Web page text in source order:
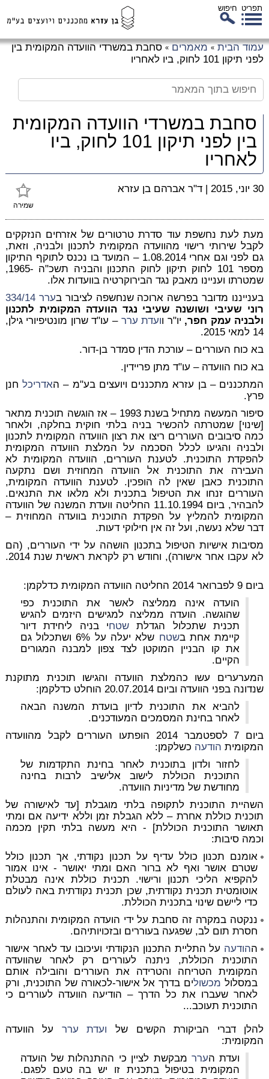
תפריט חיפוש
עמוד הבית » מאמרים » סחבת במשרדי הוועדה המקומית בין
לפני תיקון 101 לחוק, ביו לאחריו
סחבת במשרדי הוועדה המקומית
בין לפני תיקון 101 לחוק, ביו
לאחריו
שמירה
30 יוני, 2015 | ד"ר אברהם בן עזרא
מעת לעת נחשפת עוד סדרת טרטורים של אזרחים הנזקקים
לקבל שירותי רישוי מהוועדה המקומית לתכנון ולבניה, וזאת,
גם לפני וגם אחרי 1.08.2014 – המועד בו נכנס לתוקף התיקון
מספר 101 לחוק תיקון לחוק התכנון והבניה תשכ"ה -1965,
שמטרתו ועניינו מאבק נגד הבירוקרטיה בוועדות אלו.
בענייננו מדובר בפרשה ארוכה שנחשפה לציבור בערר 334/14
רוני שעיבי ושושנה שעיבי נגד הוועדה המקומית לתכנון
ולבניה עמק חפר, יו"ר וועדת ערר – עו"ד שרון מונטיפיורי גילן,
14 למאי 2015.
בא כוח העוררים – עורכת הדין סמדר בן-דור.
בא כוח הוועדה – עו"ד מתן פריידין.
המתכננים – בן עזרא מתכננים ויועצים בע"מ – האדריכלחנן
פרץ.
סיפור המעשה מתחיל בשנת 1993 – אז הוגשה תוכנית מתאר
[שינוי] שמטרתה להכשיר בניה בלתי חוקית בחלקה, ולאחר
כמה סיבובים העוררים ריצו את רצון הוועדה המקומית לתכנון
ולבניה והגיעו לכלל הסכמה על המלצת הוועדה המקומית
להפקדת התוכנית. לטענת העוררים, הוועדה המקומית לא
העבירה את התוכנית אל הוועדה המחוזית ושם נתקעה
התוכנית כאבן שאין לה הופכין. לטענת הוועדה המקומית,
העוררים זנחו את הטיפול בתכנית ולא מלאו את התנאים.
להבהיר, ביום 11.10.1994 החליטה וועדת המשנה של הוועדה
המקומית להמליץ על הפקדת התוכנית בוועדה המחוזית –
דבר שלא נעשה, ועל זה אין חילוקי דעות.
מסיבות אישיות הטיפול בתכנון הושהה על ידי העוררים, (הם
לא עקבו אחר אישורה), וחודש רק לקראת ראשית שנת 2014.
ביום 9 לפברואר 2014 החליטה הוועדה המקומית כדלקמן:
הועדה אינה ממליצה לאשר את התוכנית כפי
שהוגשה. הועדה ממליצה למגישים היזמים להגיש
תכנית שתכלול הגדלת שטחי בניה ליחידת דיור
קיימת אחת בשטח
שלא יעלה על 6% ושתכלול גם
את קו הבניין המוקטן לצד צפון למבנה המגורים
הקיים.
המערערים עשו כהמלצת הוועדה והגישו תוכנית מתוקנת
שנדונה בפני הוועדה וביום 20.07.2014 הוחלט כדלקמן:
להביא את התוכנית לדיון בועדת המשנה הבאה
לאחר בחינת המסמכים המעודכנים.
ביום 7 לספטמבר 2014 הופתעו העוררים לקבל מהוועדה
המקומית הודעה כשלקמן:
לחזור ולדון בתוכנית לאחר בחינת התקדמות של
התוכנית הכוללת לישוב אלישיב לרבות בחינה
מחודשת של מדיניות הוועדה.
השהיית התוכנית לתקופה בלתי מוגבלת [עד לאישורה של
תוכנית כוללת אחרת – ללא הגבלת זמן וללא ידיעה אם ומתי
תאושר התוכנית הכוללת] - היא מעשה בלתי תקין מכמה
וכמה סיבות:
אומנם תכנון כולל עדיף על תכנון נקודתי, אך תכנון כולל
שטרם אושר ואף לא ברור האם ומתי יאושר - אינו אמור
להקפיא הליכי תכנון ורישוי. תכנית כוללת אינה מבטלת
אוטומטית תכנית נקודתית, שכן תכנית נקודתית באה לעולם
כדי ליישם שינוי בתכנית הכוללת.
ננקטה במקרה זה סחבת על ידי הועדה המקומית והתנהלות
חסרת תום לב, שפגעה בעוררים ובזכויותיהם.
ההודעה על התליית התכנון הנקודתי ועיכובו עד לאחר אישור
התוכנית הכוללת, ניתנה לעוררים רק לאחר שהוועדה
המקומית הטריחה והטרידה את העוררים והובילה אותם
במסלול מכשולים בדרך אל אישור-לכאורה של התוכנית, ורק
לאחר שעברו את כל הדרך – הודיעה הוועדה לעוררים כי
התוכנית תעוכב...
להלן דברי הביקורת הקשים של ועדת ערר על הוועדה
המקומית:
ועדת הערר מבקשת לציין כי ההתנהלות של הועדה
המקומית בטיפול בתכנית זו יש בה טעם לפגם.